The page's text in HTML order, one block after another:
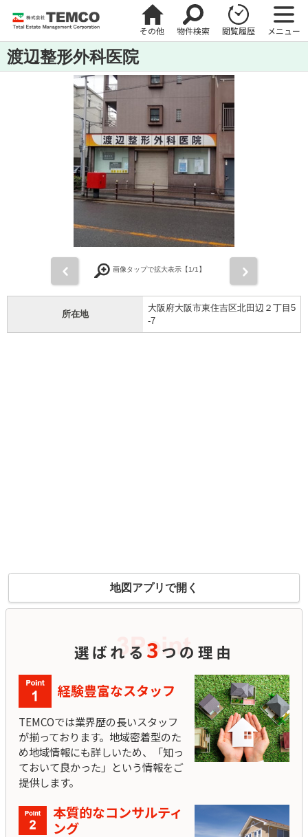
その他 物件検索 閲覧履歴 メニュー
渡辺整形外科医院
画像タップで拡大表示【1/1】
所在地
大阪府大阪市東住吉区北田辺２丁目5
-7
地図アプリで開く
選ばれる 3 つの理由
経験豊富なスタッフ
TEMCOでは業界歴の長いスタッフ
が揃っております。地域密着型のた
め地域情報にも詳しいため、「知っ
ておいて良かった」という情報をご
提供します。
本質的なコンサルティ
ング